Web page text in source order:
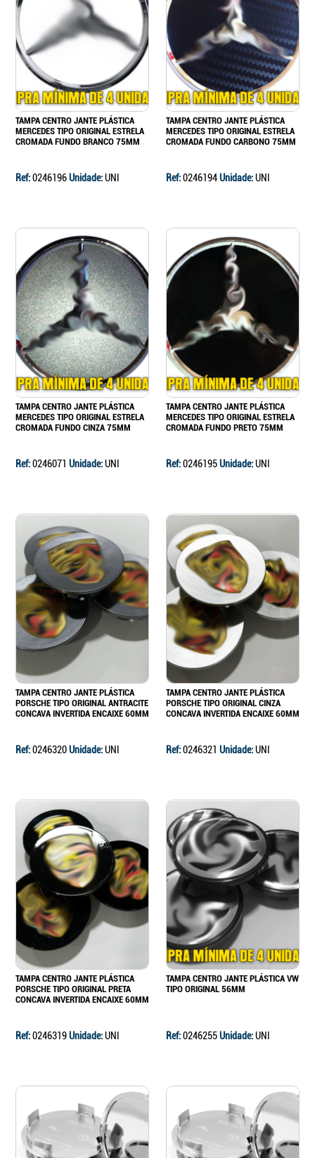
TAMPA CENTRO JANTE PLÁSTICA
MERCEDES TIPO ORIGINAL ESTRELA
CROMADA FUNDO BRANCO 75MM
Ref:0246196Unidade:UNI
TAMPA CENTRO JANTE PLÁSTICA
MERCEDES TIPO ORIGINAL ESTRELA
CROMADA FUNDO CARBONO 75MM
Ref:0246194Unidade:UNI
TAMPA CENTRO JANTE PLÁSTICA
MERCEDES TIPO ORIGINAL ESTRELA
CROMADA FUNDO CINZA 75MM
Ref:0246071 Unidade:UNI
TAMPA CENTRO JANTE PLÁSTICA
MERCEDES TIPO ORIGINAL ESTRELA
CROMADA FUNDO PRETO 75MM
Ref:0246195Unidade:UNI
TAMPA CENTRO JANTE PLÁSTICA
PORSCHE TIPO ORIGINAL ANTRACITE
CONCAVA INVERTIDA ENCAIXE 60MM
Ref:0246320Unidade:UNI
TAMPA CENTRO JANTE PLÁSTICA
PORSCHE TIPO ORIGINAL CINZA
CONCAVA INVERTIDA ENCAIXE 60MM
Ref:0246321 Unidade:UNI
TAMPA CENTRO JANTE PLÁSTICA
PORSCHE TIPO ORIGINAL PRETA
CONCAVA INVERTIDA ENCAIXE 60MM
Ref:0246319Unidade:UNI
TAMPA CENTRO JANTE PLÁSTICA VW
TIPO ORIGINAL 56MM
Ref:0246255Unidade:UNI